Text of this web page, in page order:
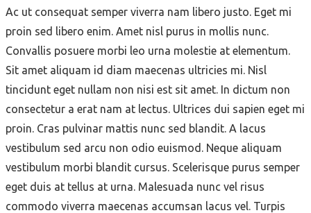
Ac ut consequat semper viverra nam libero justo. Eget mi
proin sed libero enim. Amet nisl purus in mollis nunc.
Convallis posuere morbi leo urna molestie at elementum.
Sit amet aliquam id diam maecenas ultricies mi. Nisl
tincidunt eget nullam non nisi est sit amet. In dictum non
consectetur a erat nam at lectus. Ultrices dui sapien eget mi
proin. Cras pulvinar mattis nunc sed blandit. A lacus
vestibulum sed arcu non odio euismod. Neque aliquam
vestibulum morbi blandit cursus. Scelerisque purus semper
eget duis at tellus at urna. Malesuada nunc vel risus
commodo viverra maecenas accumsan lacus vel. Turpis